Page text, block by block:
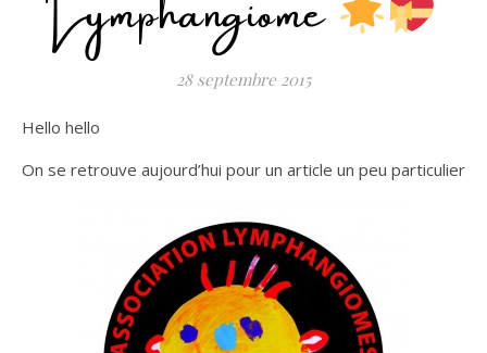
28 septembre 2015
Hello hello
On se retrouve aujourd’hui pour un article un peu particulier